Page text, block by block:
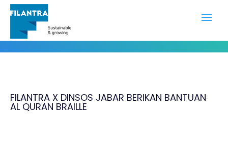
Portofolio
FILANTRA X DINSOS JABAR BERIKAN BANTUAN
AL QURAN BRAILLE